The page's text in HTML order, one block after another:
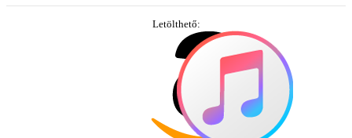
Letölthető: